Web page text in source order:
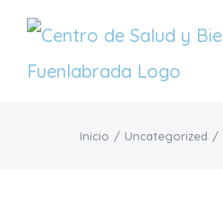
Saltar
Inicio / Uncategorized /